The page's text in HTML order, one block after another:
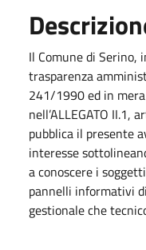
Il Comune di Serino,
trasparenza
241/1990 ed in
nell’ALLEGATO II.1,
pubblica il presente
interesse
a conoscere i
pannelli informativi
gestionale che